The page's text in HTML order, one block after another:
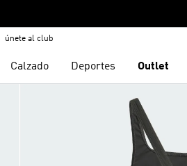
únete al club
Calzado Deportes Outlet